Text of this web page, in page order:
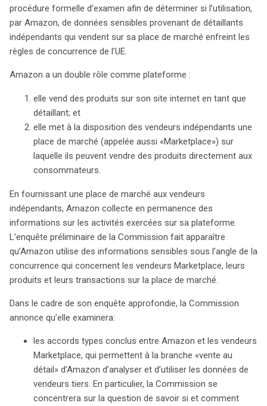
procédure formelle d’examen afin de déterminer si l’utilisation,
par Amazon, de données sensibles provenant de détaillants
indépendants qui vendent sur sa place de marché enfreint les
règles de concurrence de l’UE.
Amazon a un double rôle comme plateforme :
elle vend des produits sur son site internet en tant que
détaillant; et
elle met à la disposition des vendeurs indépendants une
place de marché (appelée aussi «Marketplace») sur
laquelle ils peuvent vendre des produits directement aux
consommateurs.
En fournissant une place de marché aux vendeurs
indépendants, Amazon collecte en permanence des
informations sur les activités exercées sur sa plateforme.
L’enquête préliminaire de la Commission fait apparaître
qu’Amazon utilise des informations sensibles sous l’angle de la
concurrence qui concernent les vendeurs Marketplace, leurs
produits et leurs transactions sur la place de marché.
Dans le cadre de son enquête approfondie, la Commission
annonce qu’elle examinera:
les accords types conclus entre Amazon et les vendeurs
Marketplace, qui permettent à la branche «vente au
détail» d’Amazon d’analyser et d’utiliser les données de
vendeurs tiers. En particulier, la Commission se
concentrera sur la question de savoir si et comment